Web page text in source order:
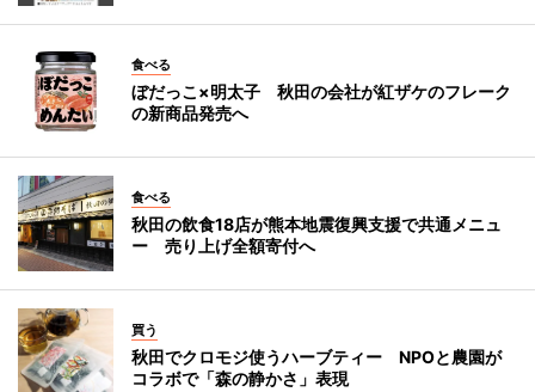
食べる
ぼだっこ×明太子 秋田の会社が紅ザケのフレーク
の新商品発売へ
食べる
秋田の飲食18店が熊本地震復興支援で共通メニュ
ー 売り上げ全額寄付へ
買う
秋田でクロモジ使うハーブティー NPOと農園が
コラボで「森の静かさ」表現